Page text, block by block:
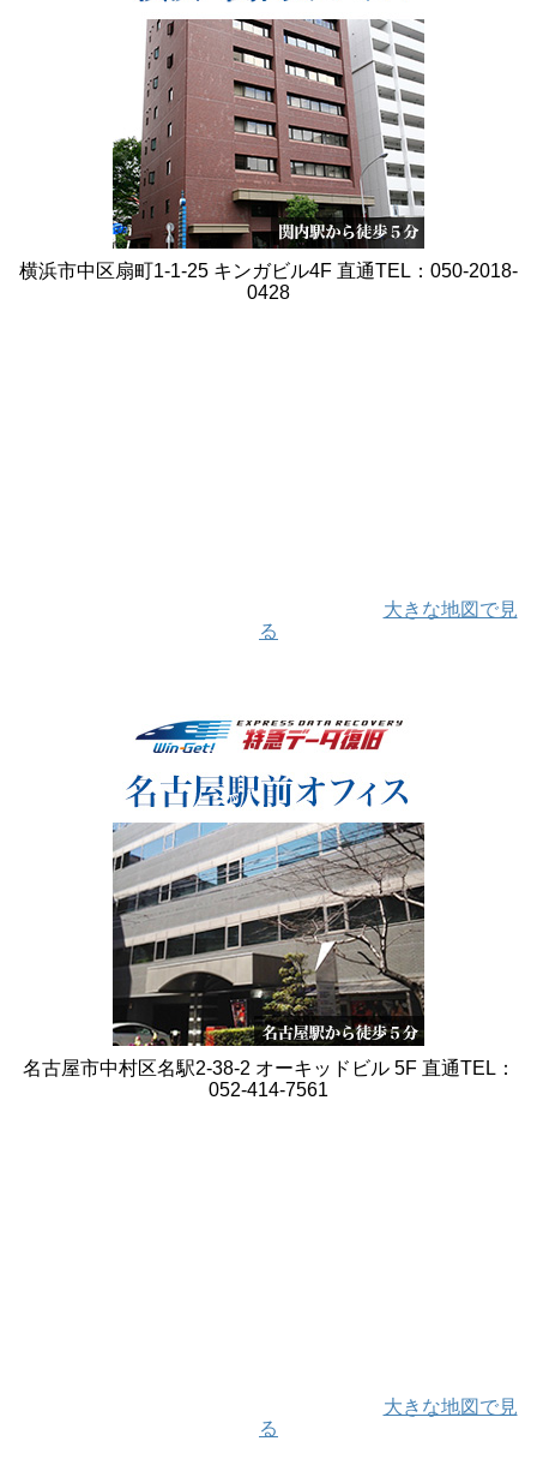
横浜市中区扇町1-1-25 キンガビル4F 直通TEL：050-2018-
0428
大きな地図で見
る
名古屋市中村区名駅2-38-2 オーキッドビル 5F 直通TEL：
052-414-7561
大きな地図で見
る